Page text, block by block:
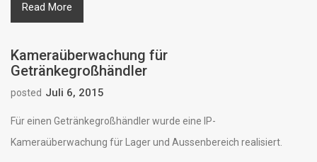
Read More
Kameraüberwachung für
Getränkegroßhändler
posted Juli 6, 2015
Für einen Getränkegroßhändler wurde eine IP-
Kameraüberwachung für Lager und Aussenbereich realisiert.